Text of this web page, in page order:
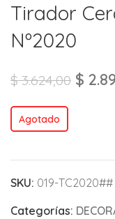
Tirador
Nº2020
$3.624,00 $
Agotado
SKU: 019-TC2020##
Categorías: